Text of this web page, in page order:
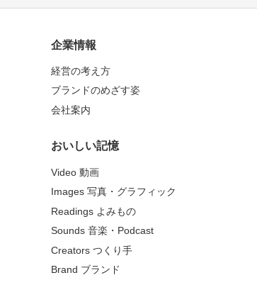
企業情報
経営の考え方
ブランドのめざす姿
会社案内
おいしい記憶
Video 動画
Images 写真・グラフィック
Readings よみもの
Sounds 音楽・Podcast
Creators つくり手
Brand ブランド